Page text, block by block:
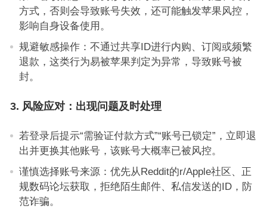
方式，否则会导致账号失效，还可能触发苹果风控，
影响自身设备使用。
规避敏感操作：不通过共享ID进行内购、订阅或频繁
退款，这类行为易被苹果判定为异常，导致账号被
封。
3. 风险应对：出现问题及时处理
若登录后提示“需验证付款方式”“账号已锁定”，立即退
出并更换其他账号，该账号大概率已被风控。
谨慎选择账号来源：优先从Reddit的r/Apple社区、正
规数码论坛获取，拒绝陌生邮件、私信发送的ID，防
范诈骗。